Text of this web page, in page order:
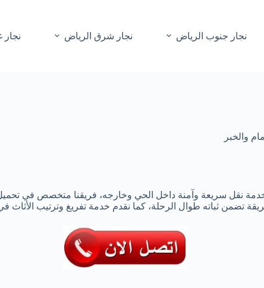
نجار جنوب الرياض نجار شرق الرياض
والخبر
نقل سريعة وآمنة داخل الحي وخارجه، فريقنا متخصص في تحميل
تضمن ثباته طوال الرحلة، كما نقدم خدمة تفريغ وترتيب الأثاث